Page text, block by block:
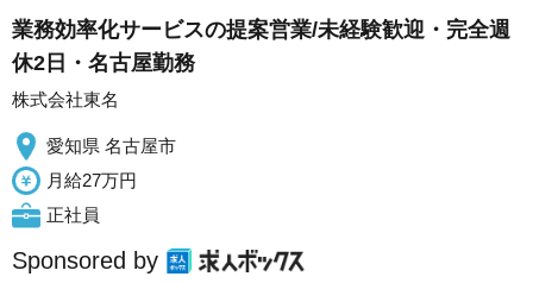
業務効率化サービスの提案営業/未経験歓迎・完全週
休2日・名古屋勤務
株式会社東名
愛知県 名古屋市
月給27万円
正社員
Sponsored by